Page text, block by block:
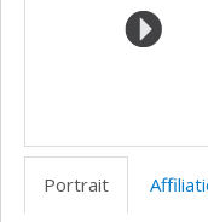
Portrait